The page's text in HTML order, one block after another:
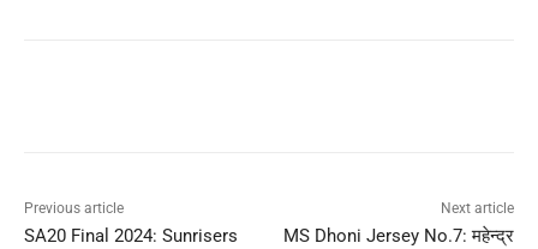
Previous article
SA20 Final 2024: Sunrisers
Next article
MS Dhoni Jersey No.7: महेन्द्र